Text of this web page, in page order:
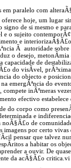
em paralelo com
hoje, um lugar
de si mesmo e
o sujeito
e interiorizaÃ§Ã£o
Ã autoridade
o desejo,
de
do visÃ­vel,
do objecto e
emergÃªncia do
inÃºmeras
efectivo
do corpo como
e
noÃ§Ã£o de
imagens por certo
pensar que talvez
a habitar os
a ouvir. De
da acÃ§Ã£o critica.vi